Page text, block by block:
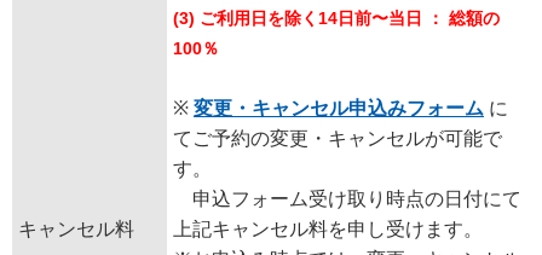
キャンセル料
(3) ご利用日を除く14日前〜当日 ： 総額の
100％
※ 変更・キャンセル申込みフォーム に
てご予約の変更・キャンセルが可能で
す。
申込フォーム受け取り時点の日付にて
上記キャンセル料を申し受けます。